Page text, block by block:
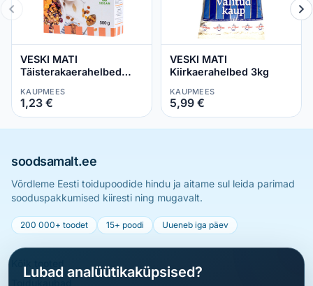
VESKI MATI
Täisterakaerahelbed
KAUPMEES
1,23 €
VESKI MATI
Kiirkaerahelbed 3kg
KAUPMEES
5,99 €
soodsamalt.ee
Võrdleme Eesti toidupoodide hindu ja aitame sul leida parimad
sooduspakkumised kiiresti ning mugavalt.
200 000+ toodet 15+ poodi Uueneb iga päev
Lubad analüütikaküpsised?